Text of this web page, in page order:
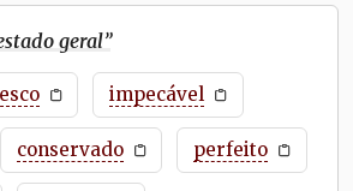
geral”
impecável
conservado perfeito